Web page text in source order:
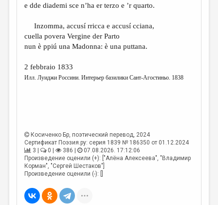
e dde diademi sce n’ha er terzo e ’r quarto.
Inzomma, accusí rricca e accusí cciana,
cuella povera Vergine der Parto
nun è ppiú una Madonna: è una puttana.
2 febbraio 1833
Илл. Луиджи Россини. Интерьер базилики Сант-Агостиньо. 1838
Косиченко Бр, поэтический перевод, 2024
Сертификат Поэзия.ру: серия 1839 № 186350 от 01.12.2024
3 |
0 | 386 |
07.08.2026. 17:12:06
Произведение оценили (+): ["Алёна Алексеева", "Владимир
Корман", "Сергей Шестаков"]
Произведение оценили (-): []